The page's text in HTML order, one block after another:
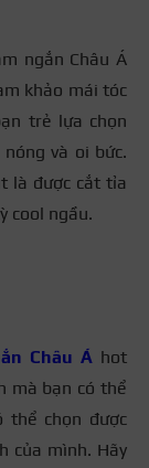
ngắn Châu Á
khảo mái tóc
trẻ lựa chọn
và oi bức.
là được cắt tỉa
cool ngầu.
Châu Á hot
mà bạn có thể
thể chọn được
của mình. Hãy